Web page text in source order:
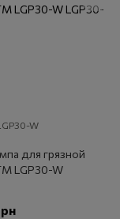
W
для грязной
LGP30-W